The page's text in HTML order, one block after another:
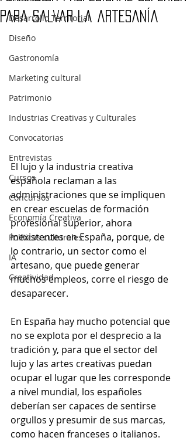
Desarrollo Territorial
Diseño
Gastronomía
Marketing cultural
Patrimonio
Industrias Creativas y Culturales
Convocatorias
Entrevistas
Cursos
Concursos
Economía Creativa
Políticas culturales
IA
Creatividad
para salvar la artesanía
El lujo y la industria creativa
española reclaman a las
administraciones que se impliquen
en crear escuelas de formación
profesional superior, ahora
inexistentes en España, porque, de
lo contrario, un sector como el
artesano, que puede generar
muchos empleos, corre el riesgo de
desaparecer.
En España hay mucho potencial que
no se explota por el desprecio a la
tradición y, para que el sector del
lujo y las artes creativas puedan
ocupar el lugar que les corresponde
a nivel mundial, los españoles
deberían ser capaces de sentirse
orgullos y presumir de sus marcas,
como hacen franceses o italianos.